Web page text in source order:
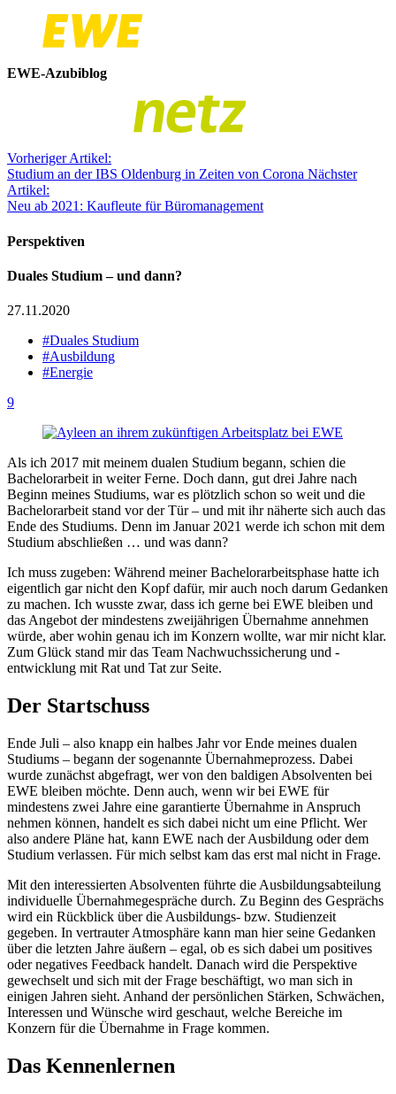
EWE-Azubiblog
Vorheriger Artikel:
Studium an der IBS Oldenburg in Zeiten von Corona Nächster
Artikel:
Neu ab 2021: Kaufleute für Büromanagement
Perspektiven
Duales Studium – und dann?
27.11.2020
#Duales Studium
#Ausbildung
#Energie
9
Als ich 2017 mit meinem dualen Studium begann, schien die
Bachelorarbeit in weiter Ferne. Doch dann, gut drei Jahre nach
Beginn meines Studiums, war es plötzlich schon so weit und die
Bachelorarbeit stand vor der Tür – und mit ihr näherte sich auch das
Ende des Studiums. Denn im Januar 2021 werde ich schon mit dem
Studium abschließen … und was dann?
Ich muss zugeben: Während meiner Bachelorarbeitsphase hatte ich
eigentlich gar nicht den Kopf dafür, mir auch noch darum Gedanken
zu machen. Ich wusste zwar, dass ich gerne bei EWE bleiben und
das Angebot der mindestens zweijährigen Übernahme annehmen
würde, aber wohin genau ich im Konzern wollte, war mir nicht klar.
Zum Glück stand mir das Team Nachwuchssicherung und -
entwicklung mit Rat und Tat zur Seite.
Der Startschuss
Ende Juli – also knapp ein halbes Jahr vor Ende meines dualen
Studiums – begann der sogenannte Übernahmeprozess. Dabei
wurde zunächst abgefragt, wer von den baldigen Absolventen bei
EWE bleiben möchte. Denn auch, wenn wir bei EWE für
mindestens zwei Jahre eine garantierte Übernahme in Anspruch
nehmen können, handelt es sich dabei nicht um eine Pflicht. Wer
also andere Pläne hat, kann EWE nach der Ausbildung oder dem
Studium verlassen. Für mich selbst kam das erst mal nicht in Frage.
Mit den interessierten Absolventen führte die Ausbildungsabteilung
individuelle Übernahmegespräche durch. Zu Beginn des Gesprächs
wird ein Rückblick über die Ausbildungs- bzw. Studienzeit
gegeben. In vertrauter Atmosphäre kann man hier seine Gedanken
über die letzten Jahre äußern – egal, ob es sich dabei um positives
oder negatives Feedback handelt. Danach wird die Perspektive
gewechselt und sich mit der Frage beschäftigt, wo man sich in
einigen Jahren sieht. Anhand der persönlichen Stärken, Schwächen,
Interessen und Wünsche wird geschaut, welche Bereiche im
Konzern für die Übernahme in Frage kommen.
Das Kennenlernen